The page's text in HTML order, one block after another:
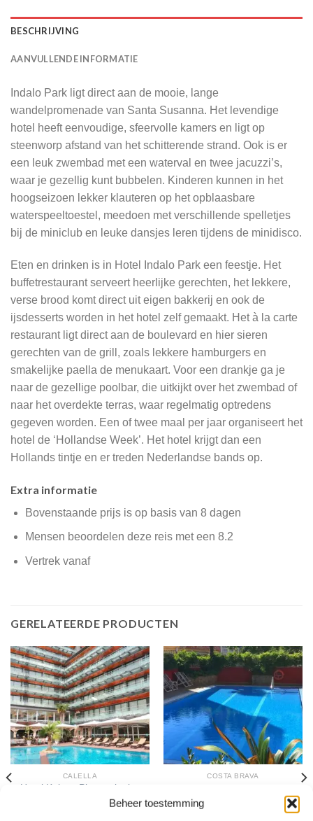
Beheer toestemming
BESCHRIJVING
AANVULLENDE INFORMATIE
Indalo Park ligt direct aan de mooie, lange
wandelpromenade van Santa Susanna. Het levendige
hotel heeft eenvoudige, sfeervolle kamers en ligt op
steenworp afstand van het schitterende strand. Ook is er
een leuk zwembad met een waterval en twee jacuzzi’s,
waar je gezellig kunt bubbelen. Kinderen kunnen in het
hoogseizoen lekker klauteren op het opblaasbare
waterspeeltoestel, meedoen met verschillende spelletjes
bij de miniclub en leuke dansjes leren tijdens de minidisco.
Eten en drinken is in Hotel Indalo Park een feestje. Het
buffetrestaurant serveert heerlijke gerechten, het lekkere,
verse brood komt direct uit eigen bakkerij en ook de
ijsdesserts worden in het hotel zelf gemaakt. Het à la carte
restaurant ligt direct aan de boulevard en hier sieren
gerechten van de grill, zoals lekkere hamburgers en
smakelijke paella de menukaart. Voor een drankje ga je
naar de gezellige poolbar, die uitkijkt over het zwembad of
naar het overdekte terras, waar regelmatig optredens
gegeven worden. Een of twee maal per jaar organiseert het
hotel de ‘Hollandse Week’. Het hotel krijgt dan een
Hollands tintje en er treden Nederlandse bands op.
Extra informatie
Bovenstaande prijs is op basis van 8 dagen
Mensen beoordelen deze reis met een 8.2
Vertrek vanaf
GERELATEERDE PRODUCTEN
CALELLA
Hotel Kaktus Playa – logies
COSTA BRAVA